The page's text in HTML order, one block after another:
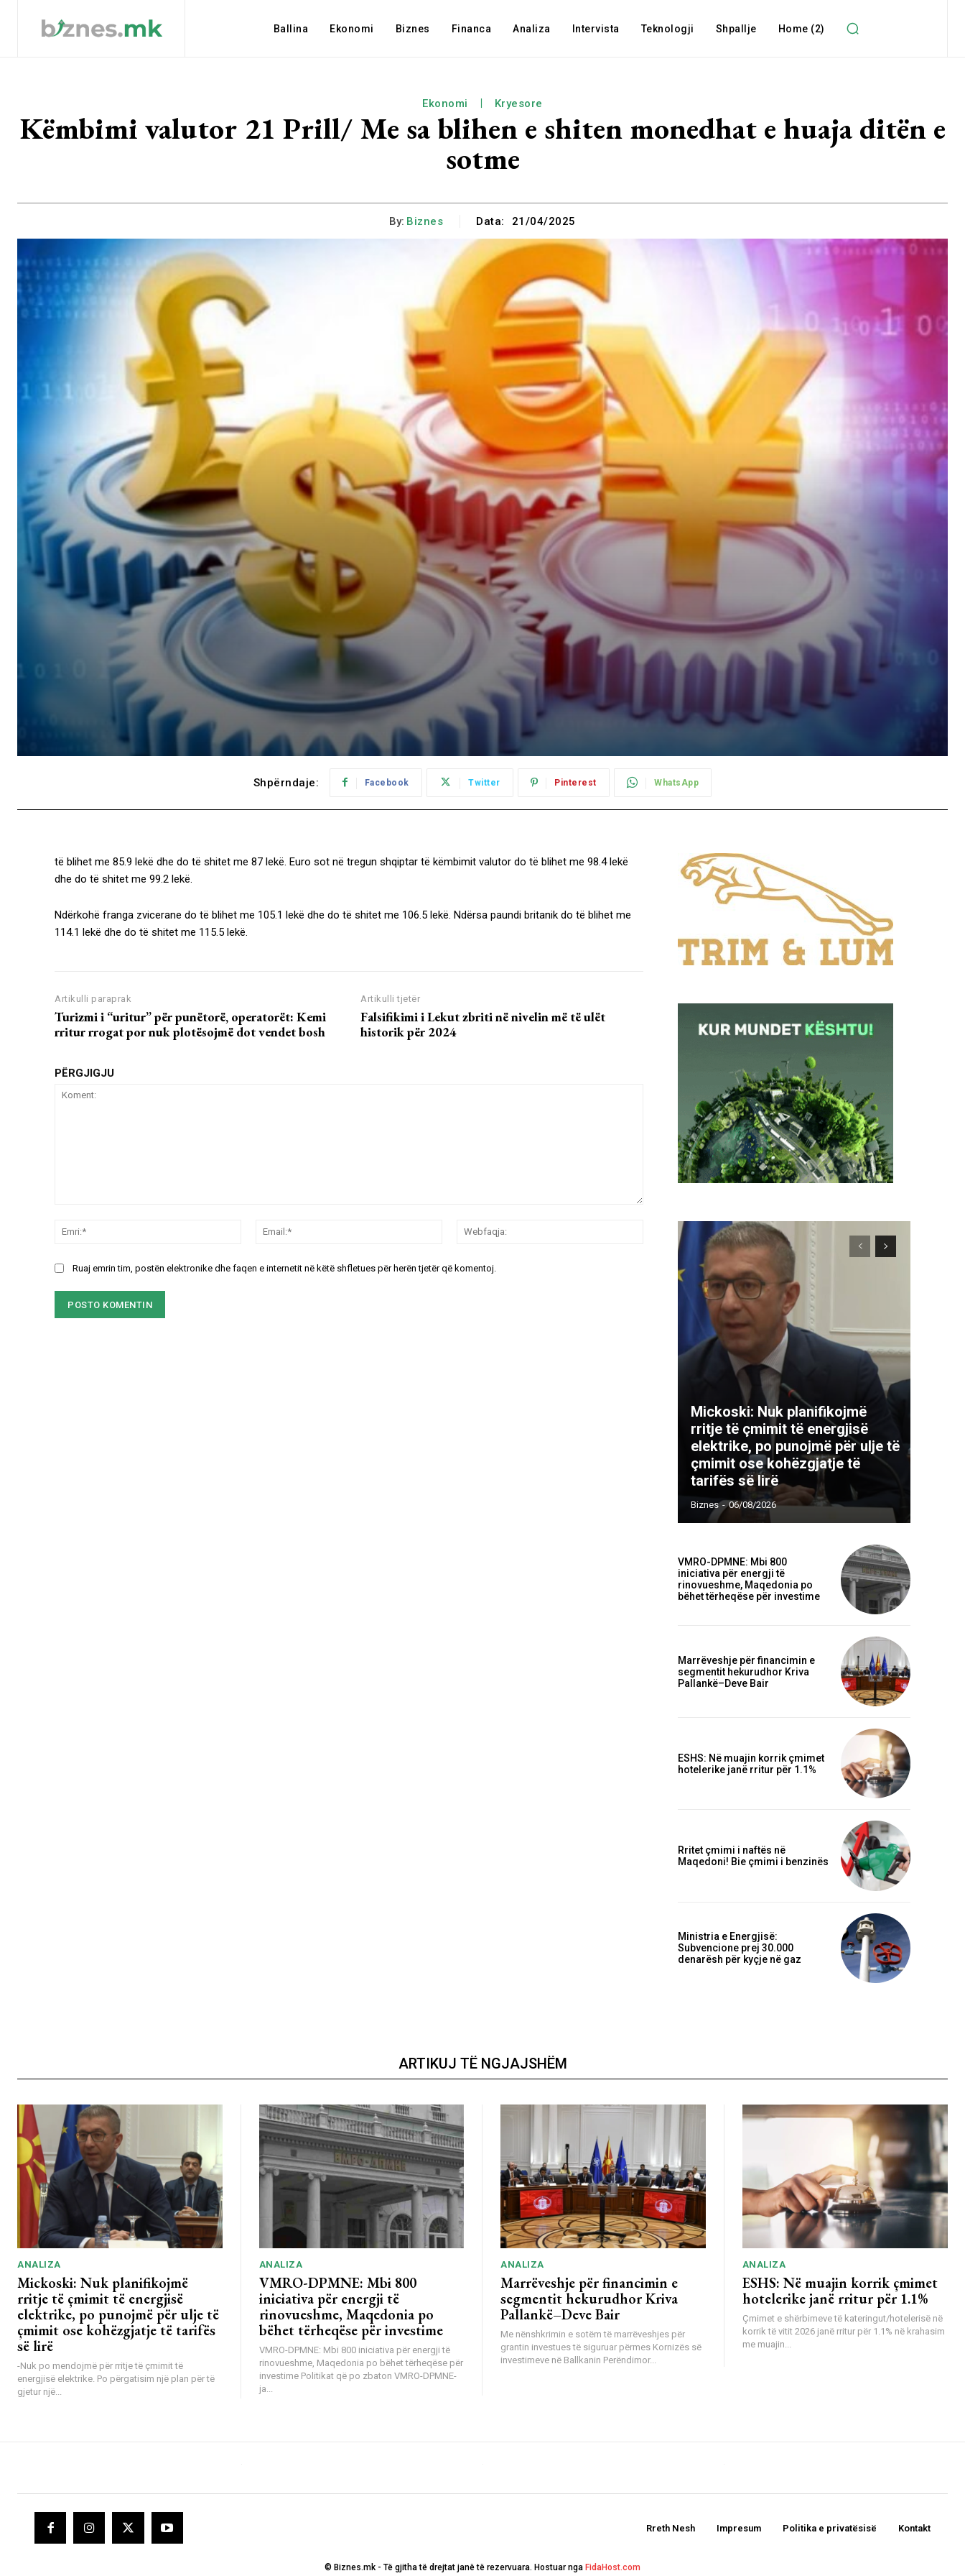
Ballina Ekonomi Biznes Financa Analiza Intervista Teknologji Shpallje Home (2)
Ekonomi Kryesore
Këmbimi valutor 21 Prill/ Me sa blihen e shiten monedhat e huaja ditën e
sotme
By: Biznes Data: 21/04/2025
Shpërndaje: Facebook Twitter Pinterest WhatsApp
të blihet me 85.9 lekë dhe do të shitet me 87 lekë. Euro sot në tregun shqiptar të këmbimit valutor do të blihet me 98.4 lekë
dhe do të shitet me 99.2 lekë.
Ndërkohë franga zvicerane do të blihet me 105.1 lekë dhe do të shitet me 106.5 lekë. Ndërsa paundi britanik do të blihet me
114.1 lekë dhe do të shitet me 115.5 lekë.
Artikulli paraprak
Turizmi i “uritur” për punëtorë, operatorët: Kemi
rritur rrogat por nuk plotësojmë dot vendet bosh
Artikulli tjetër
Falsifikimi i Lekut zbriti në nivelin më të ulët
historik për 2024
PËRGJIGJU
Emri:*
Email:* Webfaqja:
Ruaj emrin tim, postën elektronike dhe faqen e internetit në këtë shfletues për herën tjetër që komentoj.
Mickoski: Nuk planifikojmë
rritje të çmimit të energjisë
elektrike, po punojmë për ulje të
çmimit ose kohëzgjatje të
tarifës së lirë
Biznes - 06/08/2026
VMRO-DPMNE: Mbi 800
iniciativa për energji të
rinovueshme, Maqedonia po
bëhet tërheqëse për investime
Marrëveshje për financimin e
segmentit hekurudhor Kriva
Pallankë–Deve Bair
ESHS: Në muajin korrik çmimet
hotelerike janë rritur për 1.1%
Rritet çmimi i naftës në
Maqedoni! Bie çmimi i benzinës
Ministria e Energjisë:
Subvencione prej 30.000
denarësh për kyçje në gaz
ARTIKUJ TË NGJAJSHËM
ANALIZA
Mickoski: Nuk planifikojmë
rritje të çmimit të energjisë
elektrike, po punojmë për ulje të
çmimit ose kohëzgjatje të tarifës
së lirë
-Nuk po mendojmë për rritje të çmimit të
energjisë elektrike. Po përgatisim një plan për të
gjetur një...
ANALIZA
VMRO-DPMNE: Mbi 800
iniciativa për energji të
rinovueshme, Maqedonia po
bëhet tërheqëse për investime
VMRO-DPMNE: Mbi 800 iniciativa për energji të
rinovueshme, Maqedonia po bëhet tërheqëse për
investime Politikat që po zbaton VMRO-DPMNE-
ja...
ANALIZA
Marrëveshje për financimin e
segmentit hekurudhor Kriva
Pallankë–Deve Bair
Me nënshkrimin e sotëm të marrëveshjes për
grantin investues të siguruar përmes Kornizës së
investimeve në Ballkanin Perëndimor...
ANALIZA
ESHS: Në muajin korrik çmimet
hotelerike janë rritur për 1.1%
Çmimet e shërbimeve të kateringut/hotelerisë në
korrik të vitit 2026 janë rritur për 1.1% në krahasim
me muajin...
Rreth Nesh Impresum Politika e privatësisë Kontakt
© Biznes.mk - Të gjitha të drejtat janë të rezervuara. Hostuar nga FidaHost.com